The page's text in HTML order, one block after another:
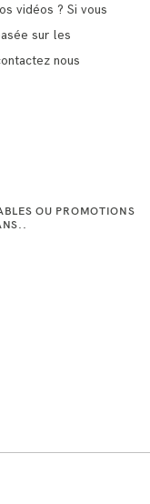
vidéos ? Si vous
sur les
nous
OU PROMOTIONS